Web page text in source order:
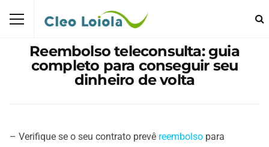
Reembolso teleconsulta: guia
completo para conseguir seu
dinheiro de volta
– Verifique se o seu contrato prevê reembolso para